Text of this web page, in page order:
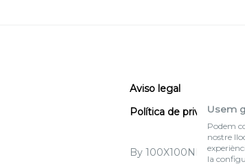
Aviso legal
Política de privacidad
By 100X100NET
Usem
Podem
nostre
la